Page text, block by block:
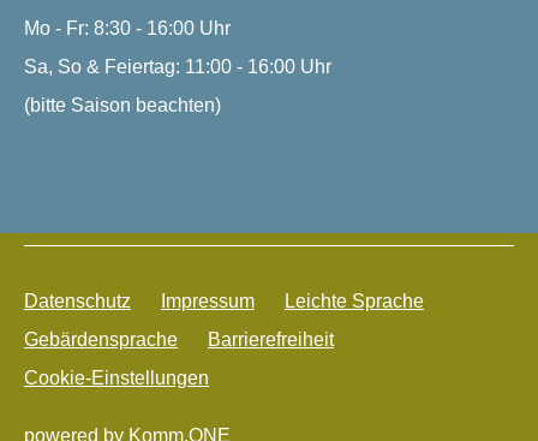
Mo - Fr: 8:30 - 16:00 Uhr
Sa, So & Feiertag: 11:00 - 16:00 Uhr
(bitte Saison beachten)
Datenschutz Impressum
Leichte Sprache
Gebärdensprache
Barrierefreiheit
Cookie-Einstellungen
powered by Komm.ONE